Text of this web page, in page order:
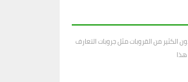
من القروبات مثل جروبات التعارف